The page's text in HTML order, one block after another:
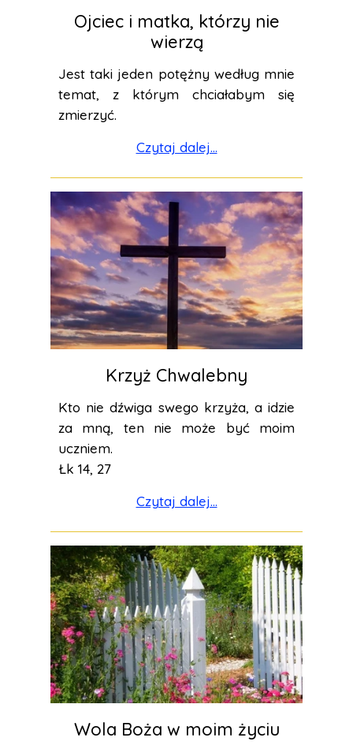
Ojciec i matka, którzy nie
wierzą
Jest taki jeden potężny według mnie
temat, z którym chciałabym się
zmierzyć.
Czytaj dalej...
Krzyż Chwalebny
Kto nie dźwiga swego krzyża, a idzie
za mną, ten nie może być moim
uczniem.
Łk 14, 27
Czytaj dalej...
Wola Boża w moim życiu